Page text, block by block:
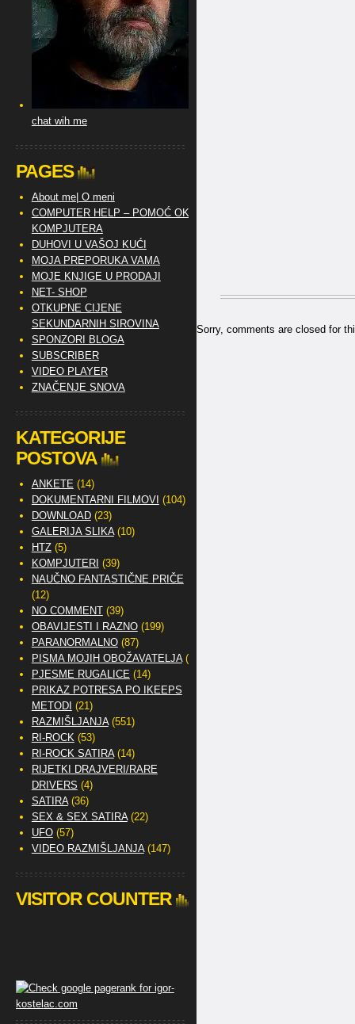
Sorry, comments are closed for
chat wih me
PAGES
About me| O meni
COMPUTER HELP – POMOĆ OKO
KOMPJUTERA
DUHOVI U VAŠOJ KUĆI
MOJA PREPORUKA VAMA
MOJE KNJIGE U PRODAJI
NET- SHOP
OTKUPNE CIJENE
SEKUNDARNIH SIROVINA
SPONZORI BLOGA
SUBSCRIBER
VIDEO PLAYER
ZNAČENJE SNOVA
KATEGORIJE
POSTOVA
ANKETE (14)
DOKUMENTARNI FILMOVI (104)
DOWNLOAD(23)
GALERIJA SLIKA(10)
HTZ(5)
KOMPJUTERI (39)
NAUČNO FANTASTIČNE PRIČE
(12)
NO COMMENT(39)
OBAVIJESTI I RAZNO(199)
PARANORMALNO(87)
PISMA MOJIH OBOŽAVATELJA(2)
PJESME RUGALICE (14)
PRIKAZ POTRESA PO IKEEPS
METODI (21)
RAZMIŠLJANJA(551)
RI-ROCK(53)
RI-ROCK SATIRA(14)
RIJETKI DRAJVERI/RARE
DRIVERS (4)
SATIRA(36)
SEX & SEX SATIRA(22)
UFO(57)
VIDEO RAZMIŠLJANJA(147)
VISITOR COUNTER